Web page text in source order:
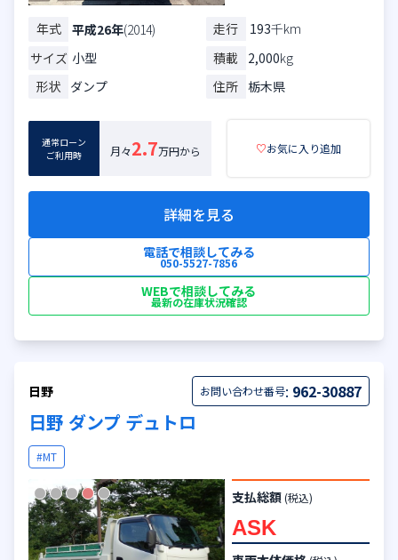
年式 平成26年(2014) 走行 193千km
サイズ 小型 積載 2,000kg
形状 ダンプ 住所 栃木県
通常ローン
ご利用時
月々2.7万円から ♡お気に入り追加
詳細を見る
電話で相談してみる
050-5527-7856
WEBで相談してみる
最新の在庫状況確認
日野 お問い合わせ番号: 962-30887
日野 ダンプ デュトロ
#MT
支払総額 (税込)
ASK